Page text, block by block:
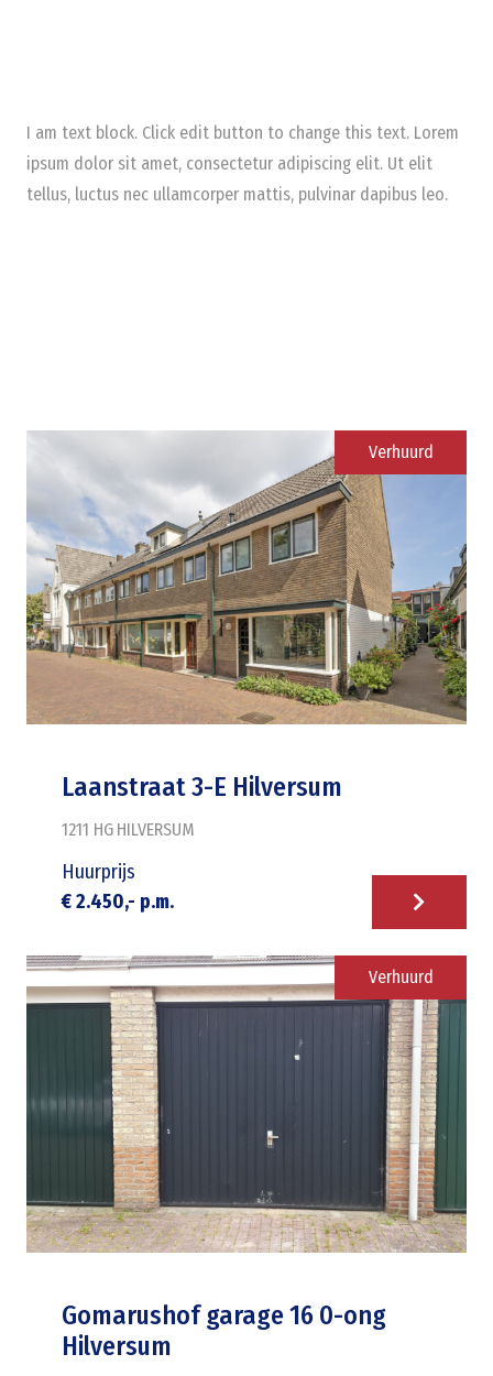
I am text block. Click edit button to change this text. Lorem
ipsum dolor sit amet, consectetur adipiscing elit. Ut elit
tellus, luctus nec ullamcorper mattis, pulvinar dapibus leo.
Verhuurd
Laanstraat 3-E Hilversum
1211 HG HILVERSUM
Huurprijs
€ 2.450,- p.m.
Verhuurd
Gomarushof garage 16 0-ong
Hilversum